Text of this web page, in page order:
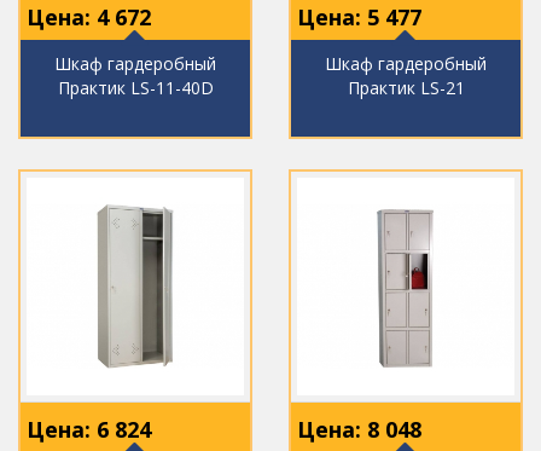
Цена: 4 672
Шкаф гардеробный
Практик LS-11-40D
Цена: 5 477
Шкаф гардеробный
Практик LS-21
Цена: 6 824 Цена: 8 048